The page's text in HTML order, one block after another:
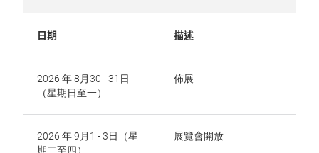
日期 描述
2026 年 8月30 - 31日
（星期日至一）
佈展
2026 年 9月1 - 3日（星
期二至四）
展覽會開放